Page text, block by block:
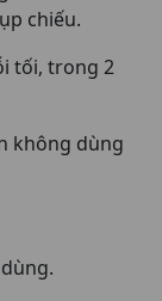
chiếu.
tối, trong 2
không dùng